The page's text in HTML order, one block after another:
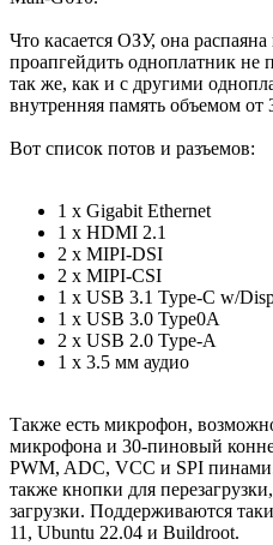
Что касается ОЗУ, она распаяна
проапгейдить одноплатник не
так же, как и с другими
внутренняя память объемом от
Вот список потов и разъемов:
1 x Gigabit Ethernet
1 x HDMI 2.1
2 x MIPI-DSI
2 x MIPI-CSI
1 x USB 3.1 Type-C w/
1 x USB 3.0 Type0A
2 x USB 2.0 Type-A
1 x 3.5 мм аудио
Также есть микрофон,
микрофона и 30-пиновый
PWM, ADC, VCC и SPI
также кнопки для
загрузки. Поддерживаются
11, Ubuntu 22.04 и Buildroot.